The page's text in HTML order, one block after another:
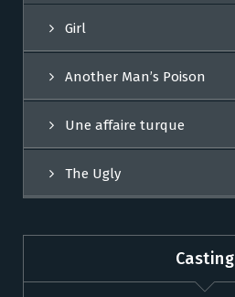
Girl
Another Man’s Poison
Une affaire turque
The Ugly
Casting